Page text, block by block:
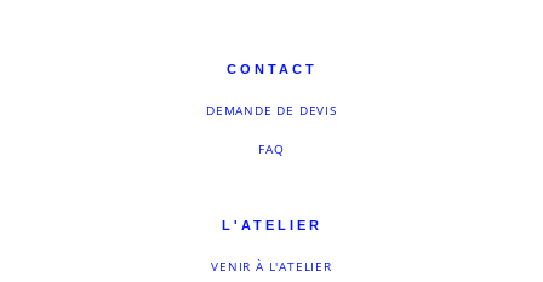
CONTACT
DEMANDE DE DEVIS
FAQ
L'ATELIER
VENIR À L'ATELIER